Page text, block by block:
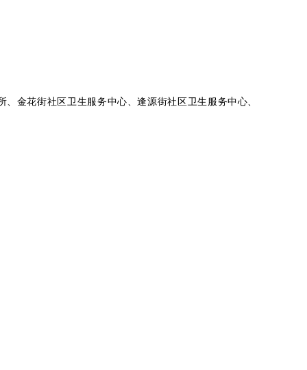
金花街社区卫生服务中心、逢源街社区卫生服务中心、